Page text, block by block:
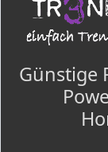
Günstige